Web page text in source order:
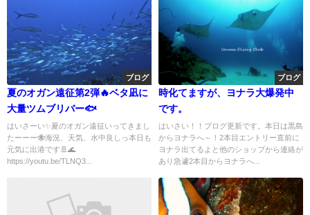
ブログ
夏のオガン遠征第2弾🔥ベタ凪に
大量ツムブリバー🐟
はいさーい✨夏のオガン遠征いってきまし
たーーー🐝海況、天気、水中良しっ本日も
元気に出港です🚢🌊
https://youtu.be/TLNQ3...
ブログ
時化てますが、ヨナラ大爆発中
です。
はいさい！！ブログ更新です。本日は黒島
からヨナラへ～！2本目エントリー直前に
ヨナラ出てるよと他のショップから連絡が
あり急遽2本目からヨナラへ...